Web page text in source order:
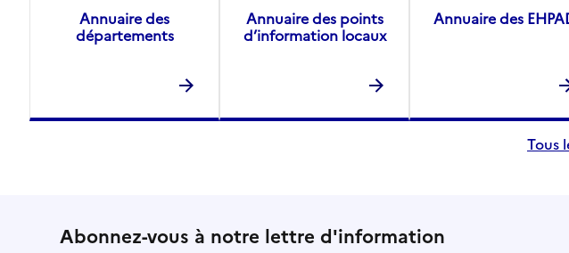
Annuaire des
départements
Annuaire des points
d’information locaux
Annuaire des
Tous
Abonnez-vous à notre lettre d'information